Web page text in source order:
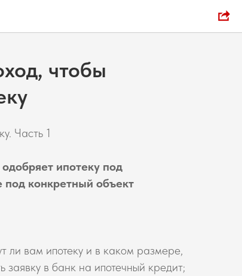
чтобы
Часть 1
ипотеку под
под конкретный объект
ли вам ипотеку и в каком размере,
заявку в банк на ипотечный кредит;